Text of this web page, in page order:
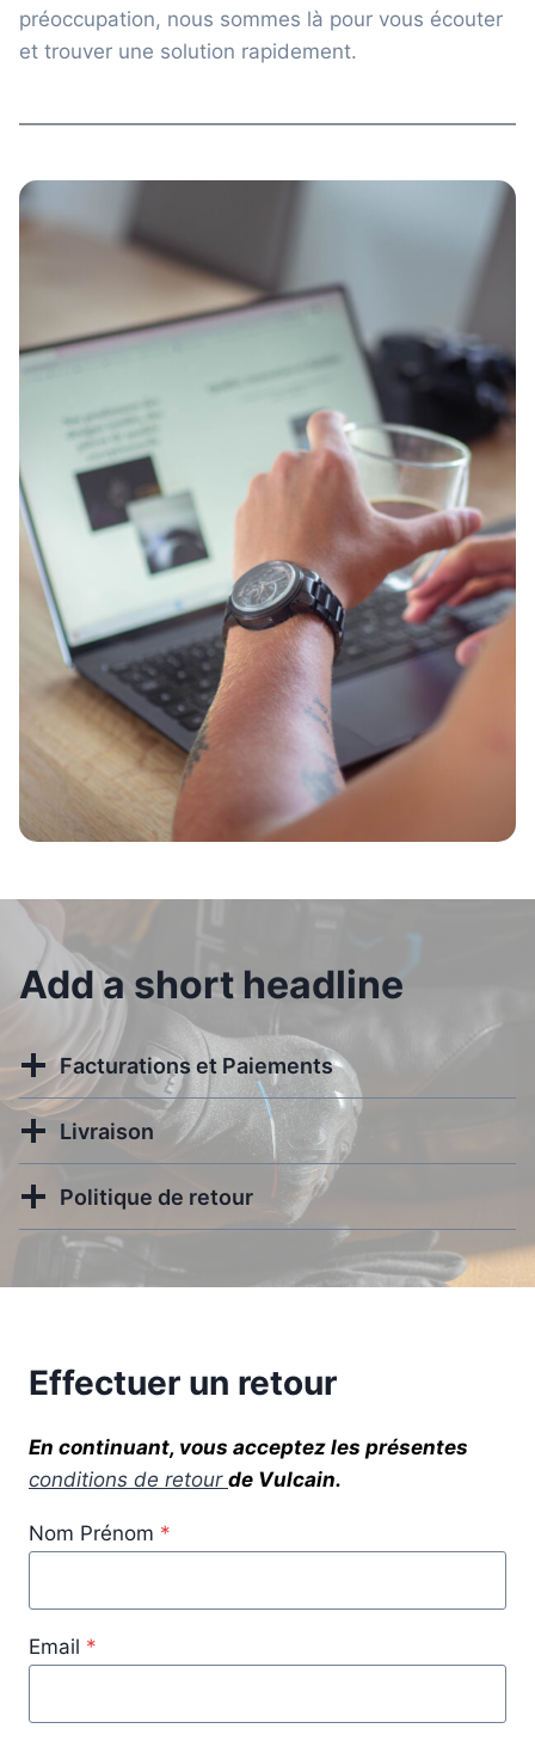
préoccupation, nous sommes là pour vous écouter
et trouver une solution rapidement.
Add a short headline
Facturations et Paiements
Livraison
Politique de retour
Effectuer un retour
En continuant, vous acceptez les présentes
conditions de retour de Vulcain.
Nom Prénom *
Email *